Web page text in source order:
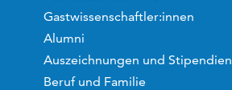
Gastwissenschaftler:innen
Alumni
Auszeichnungen und Stipendien
Beruf und Familie